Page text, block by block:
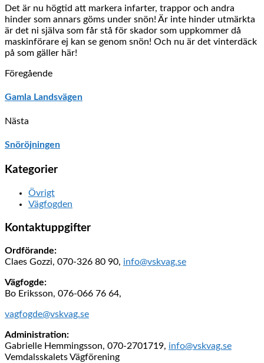
Det är nu högtid att markera infarter, trappor och andra
hinder som annars göms under snön! Är inte hinder utmärkta
är det ni själva som får stå för skador som uppkommer då
maskinförare ej kan se genom snön! Och nu är det vinterdäck
på som gäller här!
Föregående
Gamla Landsvägen
Nästa
Snöröjningen
Kategorier
Övrigt
Vägfogden
Kontaktuppgifter
Ordförande:
Claes Gozzi, 070-326 80 90, info@vskvag.se
Vägfogde:
Bo Eriksson, 076-066 76 64,
vagfogde@vskvag.se
Administration:
Gabrielle Hemmingsson, 070-2701719, info@vskvag.se
Vemdalsskalets Vägförening